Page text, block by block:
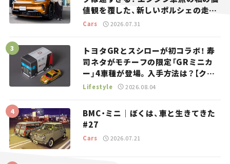
値観を覆した、新しいポルシェの走
り。
Cars 2026.07.31
トヨタGRとスシローが初コラボ！ 寿
司ネタがモチーフの限定「GRミニカ
ー」4車種が登場。入手方法は？【クル
マとホビー】
Lifestyle 2026.08.04
BMC・ミニ｜ぼくは、車と生きてきた
#27
Cars 2026.07.21